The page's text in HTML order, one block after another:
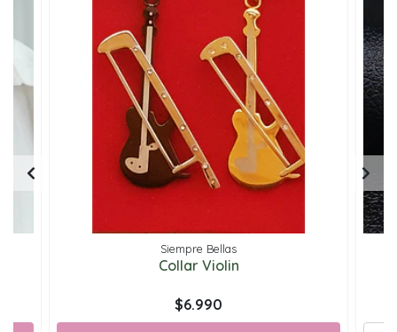
Siempre Bellas
Collar Violin
$6.990